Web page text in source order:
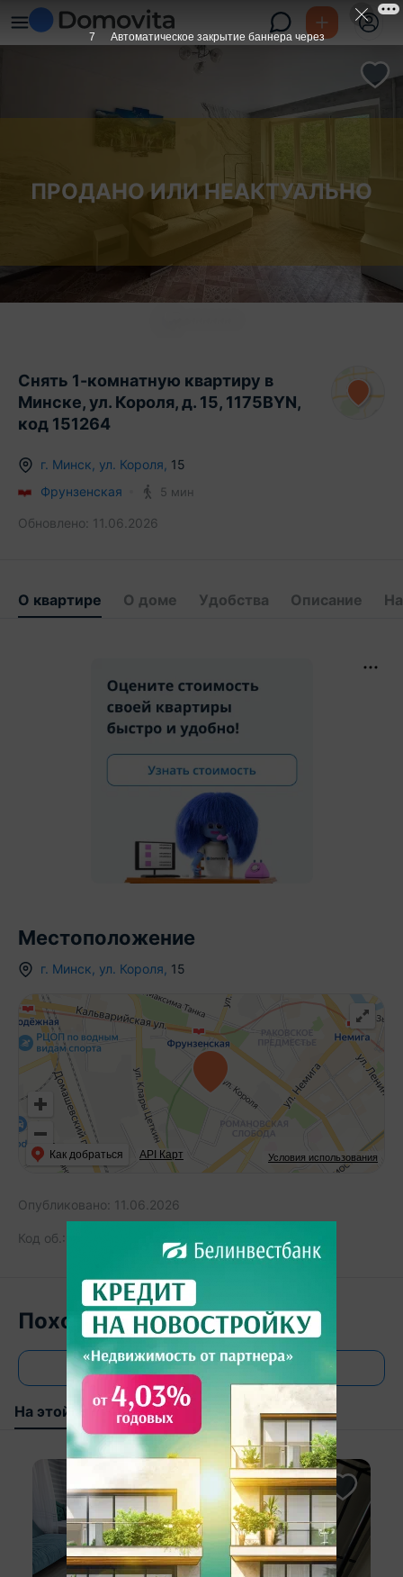
ПРОДАНО ИЛИ НЕАКТУАЛЬНО
Снять 1-комнатную квартиру в
Минске, ул. Короля, д. 15, 1175BYN,
код 151264
г. Минск ул. Короля 15
Фрунзенская
5 мин
Обновлено: 11.06.2026
О квартире О доме Удобства Описание
Местоположение
г. Минск ул. Короля 15
Условия использования
Как добраться API Карт
Опубликовано: 11.06.2026
Код об.:
Похожие объекты
Все объявления
На этой улице В этом районе
6 Автоматическое закрытие баннера через